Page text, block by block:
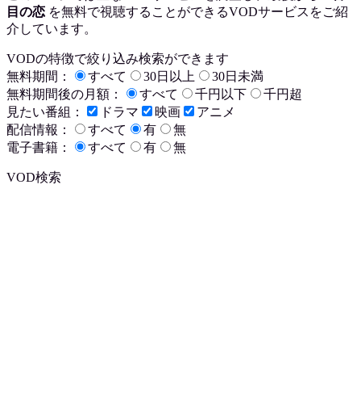
目の恋 を無料で視聴することができるVODサービスをご紹
介しています。
VODの特徴で絞り込み検索ができます
無料期間：
すべて 30日以上
30日未満
無料期間後の月額：
すべて 千円以下
千円超
見たい番組：
ドラマ 映画
アニメ
配信情報：
すべて 有
無
電子書籍：
すべて 有 無
VOD検索